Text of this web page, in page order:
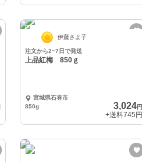
伊藤さよ子
注文から2~7日で発送
上品紅梅 850ｇ
宮城県石巻市
850g
3,024円
+送料745円